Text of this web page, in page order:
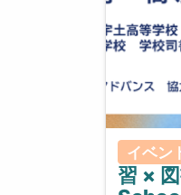
イベン
習 ×